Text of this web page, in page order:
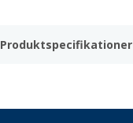
Produktspecifikationer